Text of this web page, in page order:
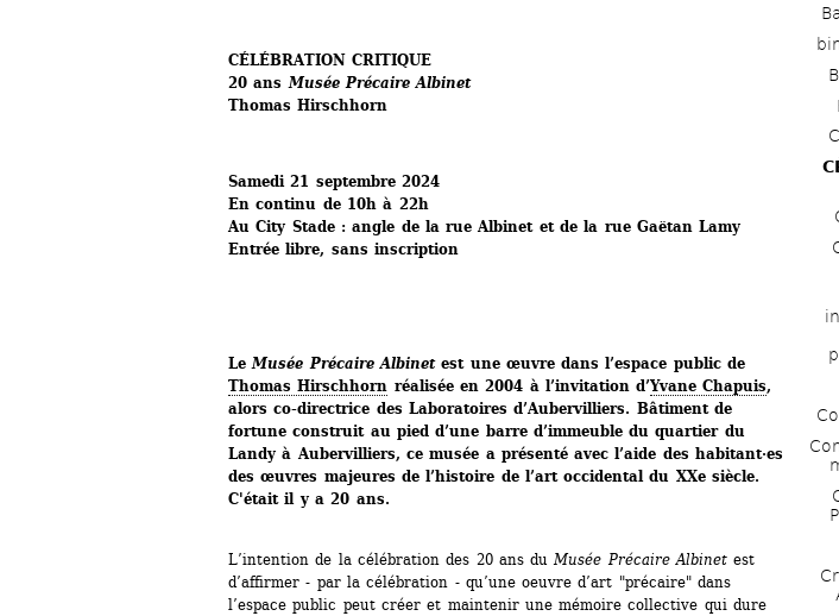
CÉLÉBRATION CRITIQUE
20 ans Musée Précaire Albinet
Thomas Hirschhorn
Samedi 21 septembre 2024
En continu de 10h à 22h
Au City Stade : angle de la rue Albinet et de la rue Gaëtan Lamy
Entrée libre, sans inscription
Le Musée Précaire Albinetest une œuvre dans l’espace public de
Thomas Hirschhorn réalisée en 2004 à l’invitation d’Yvane Chapuis,
alors co-directrice des Laboratoires d’Aubervilliers. Bâtiment de
fortune construit au pied d’une barre d’immeuble du quartier du
Landy à Aubervilliers, ce musée a présenté avec l’aide des habitant·es
des œuvres majeures de l’histoire de l’art occidental du XXe siècle.
C'était il y a 20 ans.
L’intention de la célébration des 20 ans du Musée Précaire Albinet est
d’affirmer - par la célébration - qu’une oeuvre d’art "précaire" dans
l’espace public peut créer et maintenir une mémoire collective qui dure